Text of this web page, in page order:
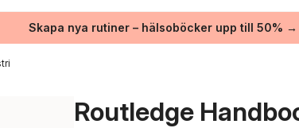
Skapa nya rutiner – hälsoböcker upp till 50% →
Routledge